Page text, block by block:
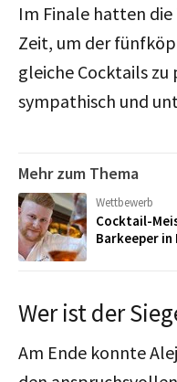
Im Finale hatten
Zeit, um der
gleiche Cocktails zu
sympathisch und
Mehr zum Thema
Wettbewerb
Cocktail-
Barkeeper
Wer ist der
Am Ende konnte